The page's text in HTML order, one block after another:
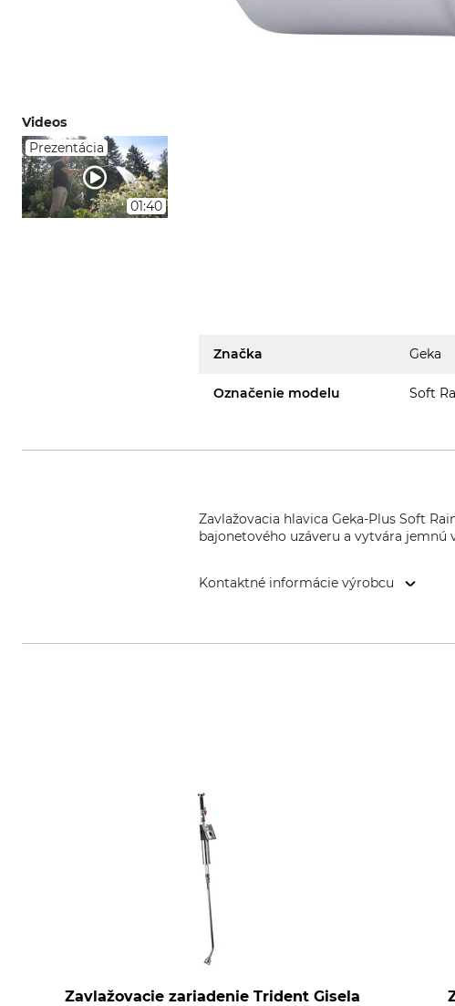
Videos
Prezentácia
01:40
Značka Geka
Označenie modelu Soft
Zavlažovacia hlavica Geka-Plus Soft
bajonetového uzáveru a vytvára
Kontaktné informácie výrobcu
Zavlažovacie zariadenie Trident Gisela